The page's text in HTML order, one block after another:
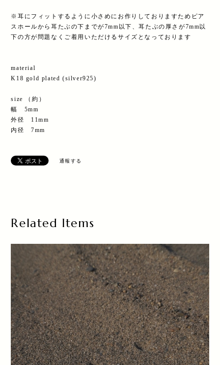
※耳にフィットするように小さめにお作りしておりますためピア
スホールから耳たぶの下までが7mm以下、耳たぶの厚さが7mm以
下の方が問題なくご着用いただけるサイズとなっております
material
K18 gold plated (silver925)
size （約）
幅 5mm
外径 11mm
内径 7mm
通報する
Related Items